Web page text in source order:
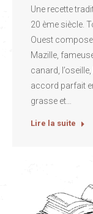
Une recette
20 ème siècle.
Ouest
Mazille,
canard,
accord parfait
grasse et…
Lire la suite